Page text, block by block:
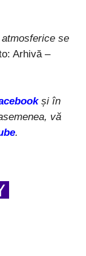
se
Arhivă –
și în
vă
.